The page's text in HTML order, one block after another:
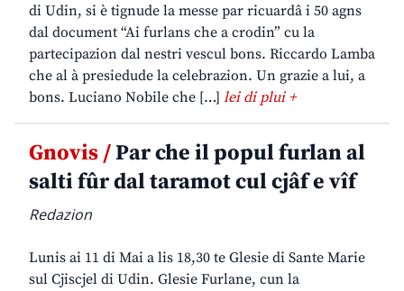
di Udin, si è tignude la messe par ricuardâ i 50 agns
dal document “Ai furlans che a crodin” cu la
partecipazion dal nestri vescul bons. Riccardo Lamba
che al à presiedude la celebrazion. Un grazie a lui, a
bons. Luciano Nobile che […] lei di plui +
Gnovis /Par che il popul furlan al
salti fûr dal taramot cul cjâf e vîf
Redazion
Lunis ai 11 di Mai a lis 18,30 te Glesie di Sante Marie
sul Cjiscjel di Udin. Glesie Furlane, cun la